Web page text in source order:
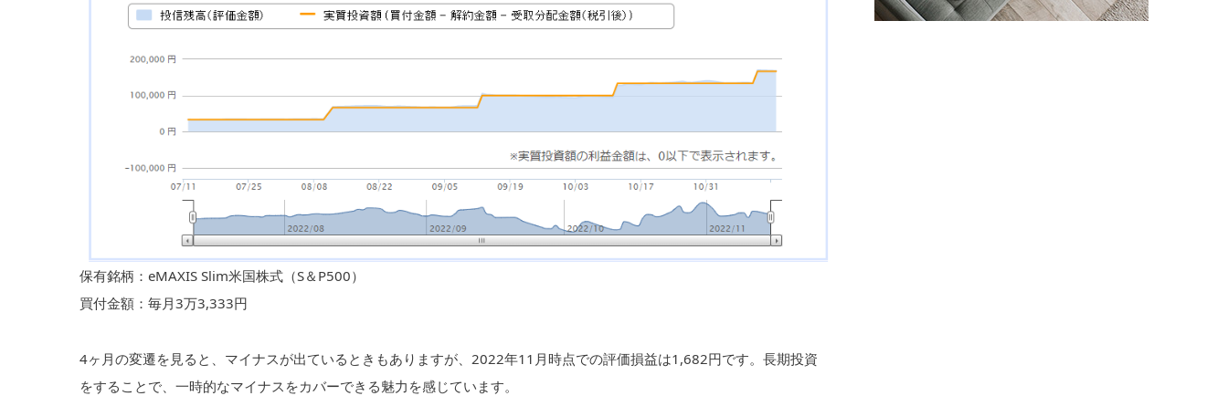
保有銘柄：eMAXIS Slim米国株式（S＆P500）
買付金額：毎月3万3,333円
4ヶ月の変遷を見ると、マイナスが出ているときもありますが、2022年11月時点での評価損益は1,682円です。長期投資
をすることで、一時的なマイナスをカバーできる魅力を感じています。